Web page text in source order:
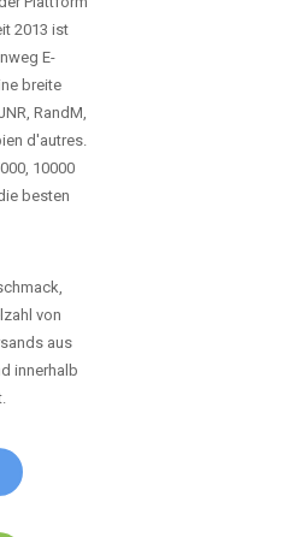
2013 ist
E-
breite
RandM,
d'autres.
10000
besten
von
aus
innerhalb